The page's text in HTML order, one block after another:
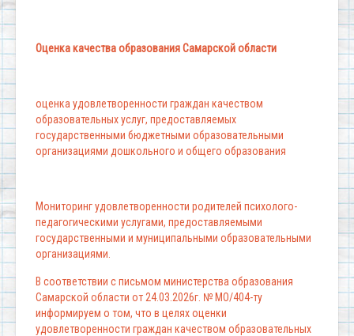
Оценка качества образования Самарской области
оценка удовлетворенности граждан качеством
образовательных услуг, предоставляемых
государственными бюджетными образовательными
организациями дошкольного и общего образования
Мониторинг удовлетворенности родителей психолого-
педагогическими услугами, предоставляемыми
государственными и муниципальными образовательными
организациями.
В соответствии с письмом министерства образования
Самарской области от 24.03.2026г. № МО/404-ту
информируем о том, что в целях оценки
удовлетворенности граждан качеством образовательных